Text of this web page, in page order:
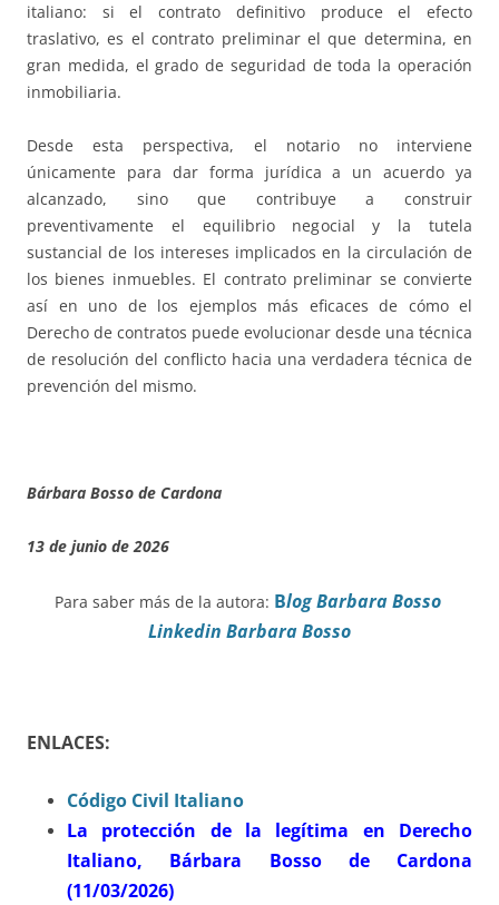
italiano: si el contrato definitivo produce el efecto
traslativo, es el contrato preliminar el que determina, en
gran medida, el grado de seguridad de toda la operación
inmobiliaria.
Desde esta perspectiva, el notario no interviene
únicamente para dar forma jurídica a un acuerdo ya
alcanzado, sino que contribuye a construir
preventivamente el equilibrio negocial y la tutela
sustancial de los intereses implicados en la circulación de
los bienes inmuebles. El contrato preliminar se convierte
así en uno de los ejemplos más eficaces de cómo el
Derecho de contratos puede evolucionar desde una técnica
de resolución del conflicto hacia una verdadera técnica de
prevención del mismo.
Bárbara Bosso de Cardona
13 de junio de 2026
Para saber más de la autora: Blog Barbara Bosso
Linkedin Barbara Bosso
ENLACES:
Código Civil Italiano
La protección de la legítima en Derecho
Italiano, Bárbara Bosso de Cardona
(11/03/2026)